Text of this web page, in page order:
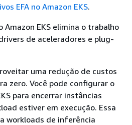
EFA no Amazon EKS.
EKS elimina o trabalho
de aceleradores e plug-
uma redução de custos
zero. Você pode configurar o
para encerrar instâncias
estiver em execução. Essa
workloads de inferência